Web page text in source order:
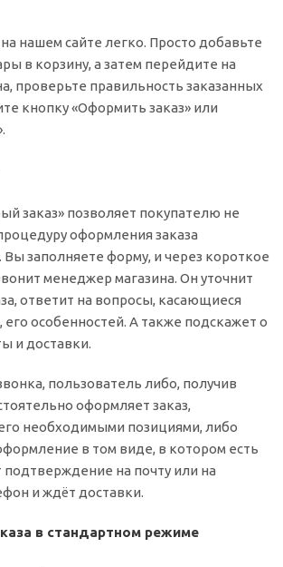
нашем сайте легко. Просто добавьте
в корзину, а затем перейдите на
проверьте правильность заказанных
кнопку «Оформить заказ» или
заказ» позволяет покупателю не
оформления заказа
Вы заполняете форму, и через короткое
менеджер магазина. Он уточнит
ответит на вопросы, касающиеся
его особенностей. А также подскажет о
и доставки.
пользователь либо, получив
оформляет заказ,
необходимыми позициями, либо
в том виде, в котором есть
подтверждение на почту или на
и ждёт доставки.
в стандартном режиме